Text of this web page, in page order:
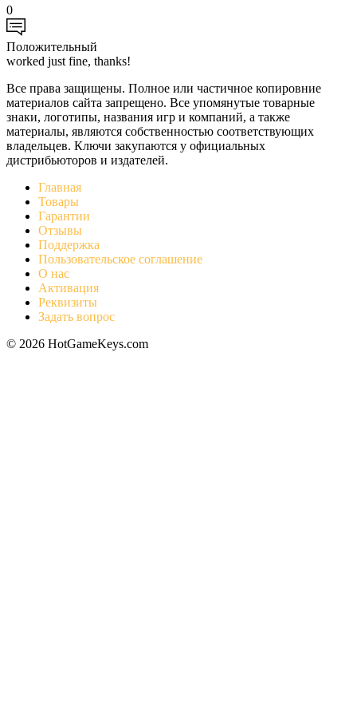
0
Положительный
worked just fine, thanks!
Все права защищены. Полное или частичное копировние
материалов сайта запрещено. Все упомянутые товарные
знаки, логотипы, названия игр и компаний, а также
материалы, являются собственностью соответствующих
владельцев. Ключи закупаются у официальных
дистрибьюторов и издателей.
Главная
Товары
Гарантии
Отзывы
Поддержка
Пользовательское соглашение
О нас
Активация
Реквизиты
Задать вопрос
© 2026 HotGameKeys.com